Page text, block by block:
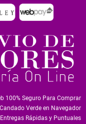
100% Seguro Para Comprar
Verde en Navegador
Entregas Rápidas y Puntuales